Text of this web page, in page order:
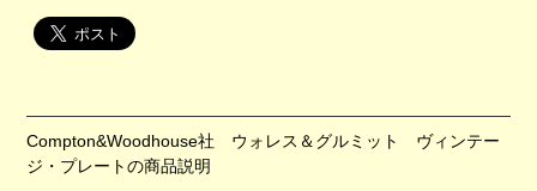
Compton&Woodhouse社 ウォレス＆グルミット ヴィンテー
ジ・プレートの商品説明